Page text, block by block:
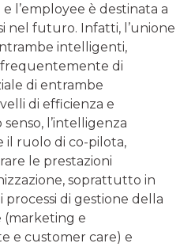
l’employee è destinata a
nel futuro. Infatti, l’unione
intelligenti,
di
di entrambe
di efficienza e
l’intelligenza
il ruolo di co-pilota,
le prestazioni
soprattutto in
di gestione della
(marketing e
e customer care) e